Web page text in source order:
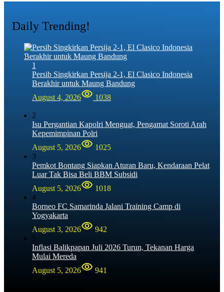
Daily Trending!
1
Persib Singkirkan Persija 2-1, El Clasico Indonesia
Berakhir untuk Maung Bandung
August 4, 2026
1038
2
Isu Pergantian Kapolri Menguat, Pengamat Soroti Arah
Kepemimpinan Polri
August 5, 2026
1025
3
Pemkot Bontang Siapkan Aturan Baru, Kendaraan Pelat
Luar Tak Bisa Beli BBM Subsidi
August 5, 2026
1018
4
Borneo FC Samarinda Jalani Training Camp di
Yogyakarta
August 3, 2026
942
5
Inflasi Balikpapan Juli 2026 Turun, Tekanan Harga
Mulai Mereda
August 5, 2026
941